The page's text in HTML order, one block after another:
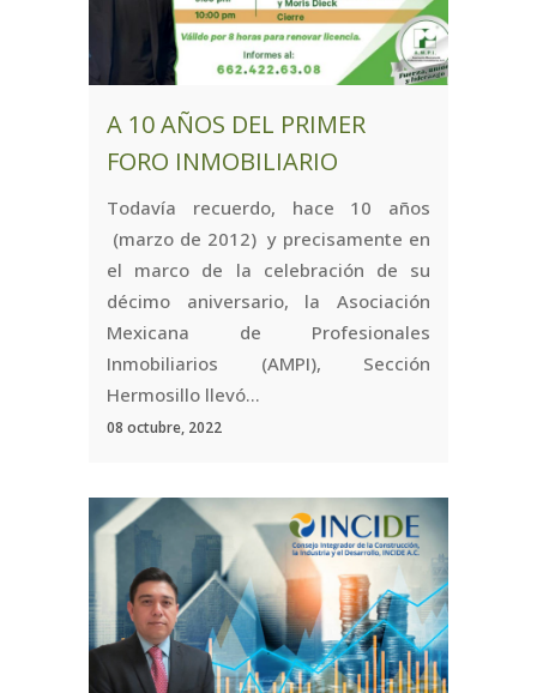
A 10 AÑOS DEL PRIMER
FORO INMOBILIARIO
Todavía recuerdo, hace 10 años
(marzo de 2012) y precisamente en
el marco de la celebración de su
décimo aniversario, la Asociación
Mexicana de Profesionales
Inmobiliarios (AMPI), Sección
Hermosillo llevó...
08 octubre, 2022